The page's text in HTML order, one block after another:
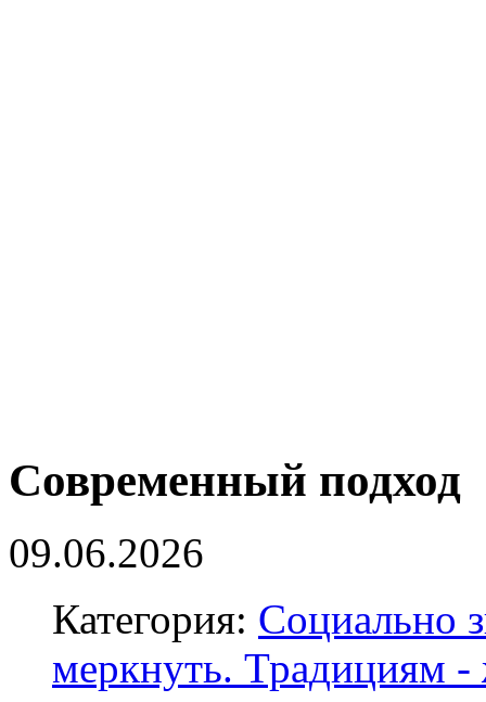
Современный подход
09.06.2026
Категория: Социально
меркнуть. Традициям